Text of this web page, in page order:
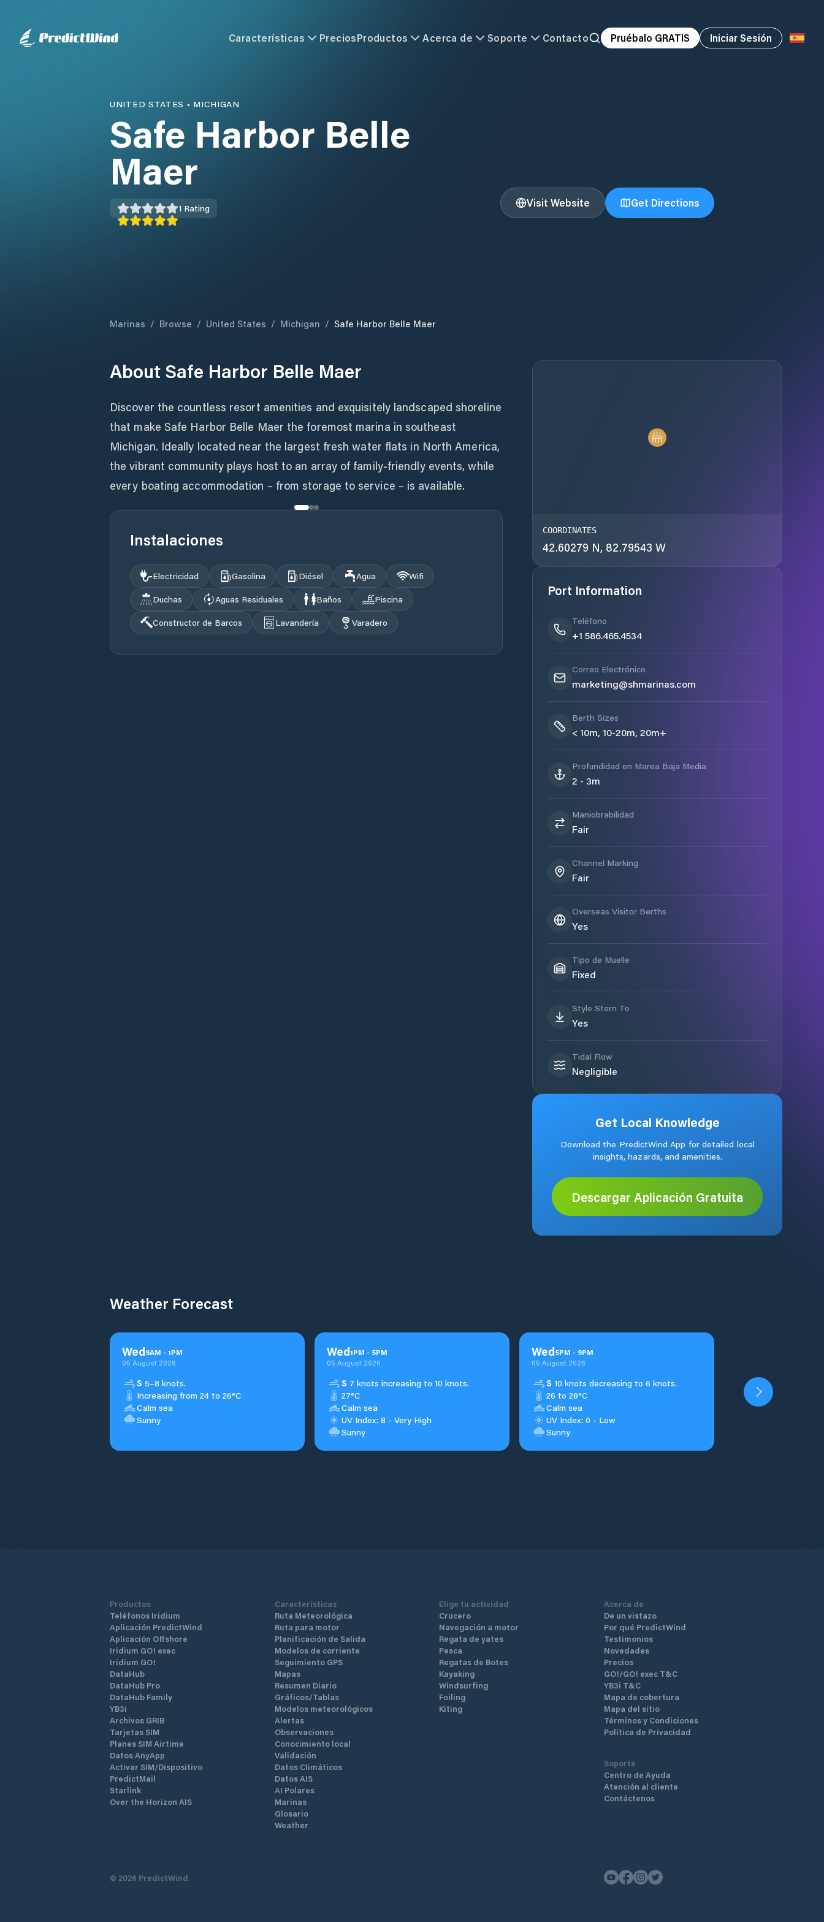
Características PreciosProductos Acerca de Soporte Contacto Pruébalo GRATIS Iniciar Sesión
UNITED STATES • MICHIGAN
Safe Harbor Belle
Maer
1 Rating Visit Website Get Directions
Marinas / Browse / United States / Michigan / Safe Harbor Belle Maer
About Safe Harbor Belle Maer
Discover the countless resort amenities and exquisitely landscaped shoreline
that make Safe Harbor Belle Maer the foremost marina in southeast
Michigan. Ideally located near the largest fresh water flats in North America,
the vibrant community plays host to an array of family-friendly events, while
every boating accommodation – from storage to service – is available.
Instalaciones
Electricidad Gasolina Diésel Agua
Wifi
Duchas
Aguas Residuales Baños
Piscina
Constructor de Barcos
Lavandería Varadero
COORDINATES
42.60279 N, 82.79543 W
Port Information
Teléfono
+1 586.465.4534
Correo Electrónico
marketing@shmarinas.com
Berth Sizes
< 10m, 10-20m, 20m+
Profundidad en Marea Baja Media
2 - 3m
Maniobrabilidad
Fair
Channel Marking
Fair
Overseas Visitor Berths
Yes
Tipo de Muelle
Fixed
Style Stern To
Yes
Tidal Flow
Negligible
Get Local Knowledge
Download the PredictWind App for detailed local
insights, hazards, and amenities.
Descargar Aplicación Gratuita
Weather Forecast
Wed9AM - 1PM
05 August 2026
S 5–8 knots.
Increasing from 24 to 26°C
Calm sea
Sunny
Wed1PM - 5PM
05 August 2026
S 7 knots increasing to 10 knots.
27°C
Calm sea
UV Index: 8 - Very High
Sunny
Wed5PM - 9PM
05 August 2026
S 10 knots decreasing to 6 knots.
26 to 28°C
Calm sea
UV Index: 0 - Low
Sunny
Productos
Teléfonos Iridium
Aplicación PredictWind
Aplicación Offshore
Iridium GO! exec
Iridium GO!
DataHub
DataHub Pro
DataHub Family
YB3i
Archivos GRIB
Tarjetas SIM
Planes SIM Airtime
Datos AnyApp
Activar SIM/Dispositivo
PredictMail
Starlink
Over the Horizon AIS
Características
Ruta Meteorológica
Ruta para motor
Planificación de Salida
Modelos de corriente
Seguimiento GPS
Mapas
Resumen Diario
Gráficos/Tablas
Modelos meteorológicos
Alertas
Observaciones
Conocimiento local
Validación
Datos Climáticos
Datos AIS
AI Polares
Marinas
Glosario
Weather
Elige tu actividad
Crucero
Navegación a motor
Regata de yates
Pesca
Regatas de Botes
Kayaking
Windsurfing
Foiling
Kiting
Acerca de
De un vistazo
Por qué PredictWind
Testimonios
Novedades
Precios
GO!/GO! exec T&C
YB3i T&C
Mapa de cobertura
Mapa del sitio
Términos y Condiciones
Política de Privacidad
Soporte
Centro de Ayuda
Atención al cliente
Contáctenos
© 2026 PredictWind